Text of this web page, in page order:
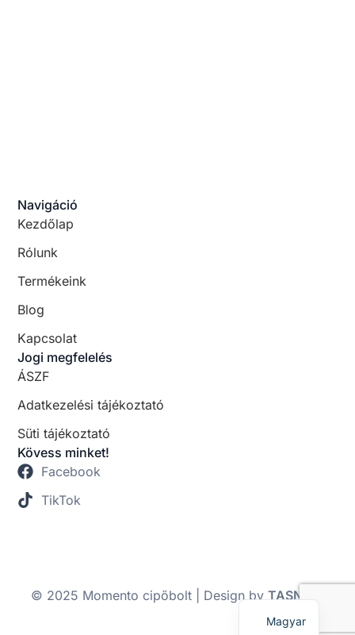
Navigáció
Kezdőlap
Rólunk
Termékeink
Blog
Kapcsolat
Jogi megfelelés
ÁSZF
Adatkezelési tájékoztató
Süti tájékoztató
Kövess minket!
Facebook
TikTok
© 2025 Momento cipőbolt | Design by TASNADI
Magyar
English